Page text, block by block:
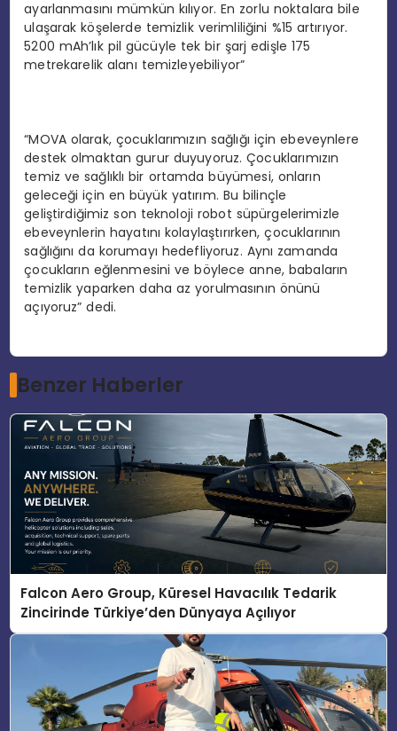
ayarlanmasını mümkün kılıyor. En zorlu noktalara bile
ulaşarak köşelerde temizlik verimliliğini %15 artırıyor.
5200 mAh’lık pil gücüyle tek bir şarj edişle 175
metrekarelik alanı temizleyebiliyor”
“MOVA olarak, çocuklarımızın sağlığı için ebeveynlere
destek olmaktan gurur duyuyoruz. Çocuklarımızın
temiz ve sağlıklı bir ortamda büyümesi, onların
geleceği için en büyük yatırım. Bu bilinçle
geliştirdiğimiz son teknoloji robot süpürgelerimizle
ebeveynlerin hayatını kolaylaştırırken, çocuklarının
sağlığını da korumayı hedefliyoruz. Aynı zamanda
çocukların eğlenmesini ve böylece anne, babaların
temizlik yaparken daha az yorulmasının önünü
açıyoruz” dedi.
Benzer Haberler
Falcon Aero Group, Küresel Havacılık Tedarik
Zincirinde Türkiye’den Dünyaya Açılıyor